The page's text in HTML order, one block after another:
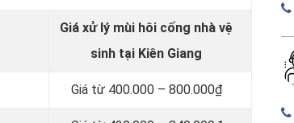
Giá xử lý mùi hôi cống nhà vệ
sinh tại Kiên Giang
Giá từ 400.000 – 800.000₫